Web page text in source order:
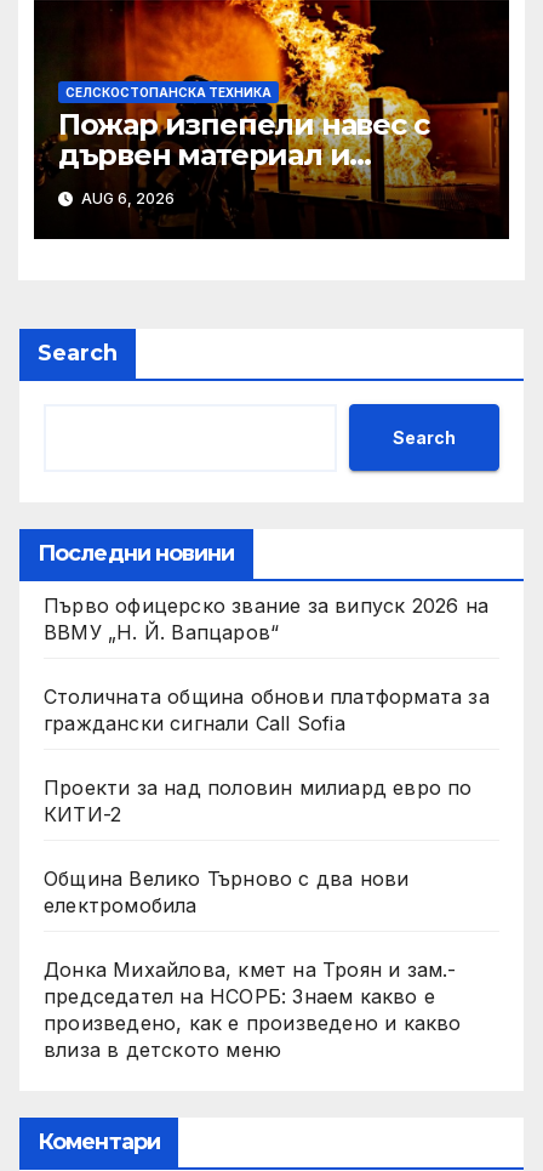
СЕЛСКОСТОПАНСКА ТЕХНИКА
Пожар изпепели навес с
дървен материал и
земеделска техника
AUG 6, 2026
Search
Search
Последни новини
Първо офицерско звание за випуск 2026 на
ВВМУ „Н. Й. Вапцаров“
Столичната община обнови платформата за
граждански сигнали Call Sofia
Проекти за над половин милиард евро по
КИТИ-2
Община Велико Търново с два нови
електромобила
Донка Михайлова, кмет на Троян и зам.-
председател на НСОРБ: Знаем какво е
произведено, как е произведено и какво
влиза в детското меню
Коментари